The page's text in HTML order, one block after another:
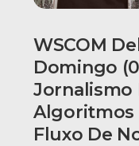
WSCOM
Domingo
Jornalismo
Algoritmos
Fluxo De